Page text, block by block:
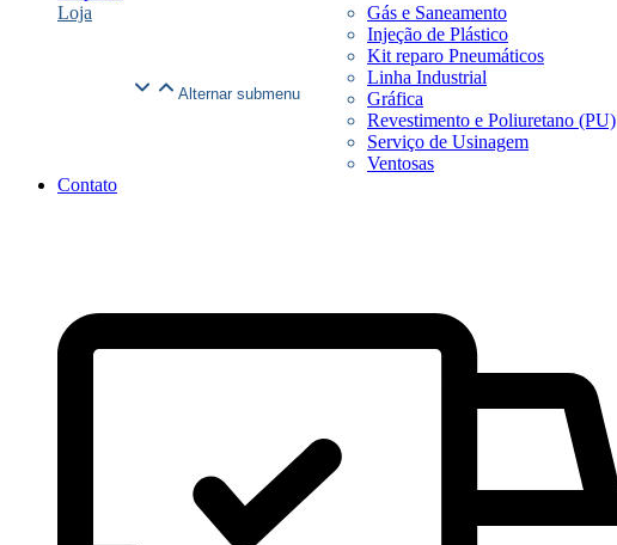
Loja
Alternar submenu
Gás e Saneamento
Injeção de Plástico
Kit reparo Pneumáticos
Linha Industrial
Gráfica
Revestimento e Poliuretano (PU)
Serviço de Usinagem
Ventosas
Contato